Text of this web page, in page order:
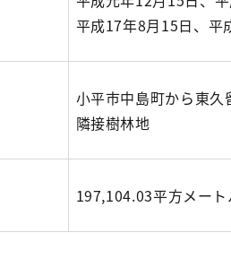
平成17年8月15日、平
小平市中島町から東
隣接樹林地
197,104.03平方メート